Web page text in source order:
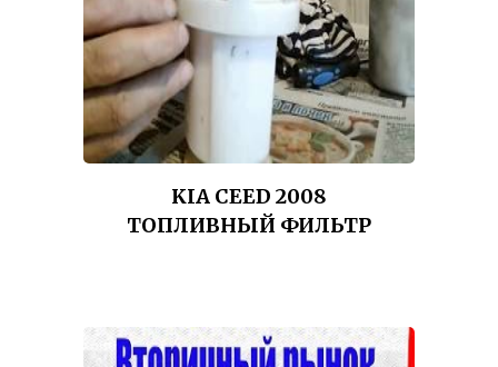
KIA CEED 2008
ТОПЛИВНЫЙ ФИЛЬТР